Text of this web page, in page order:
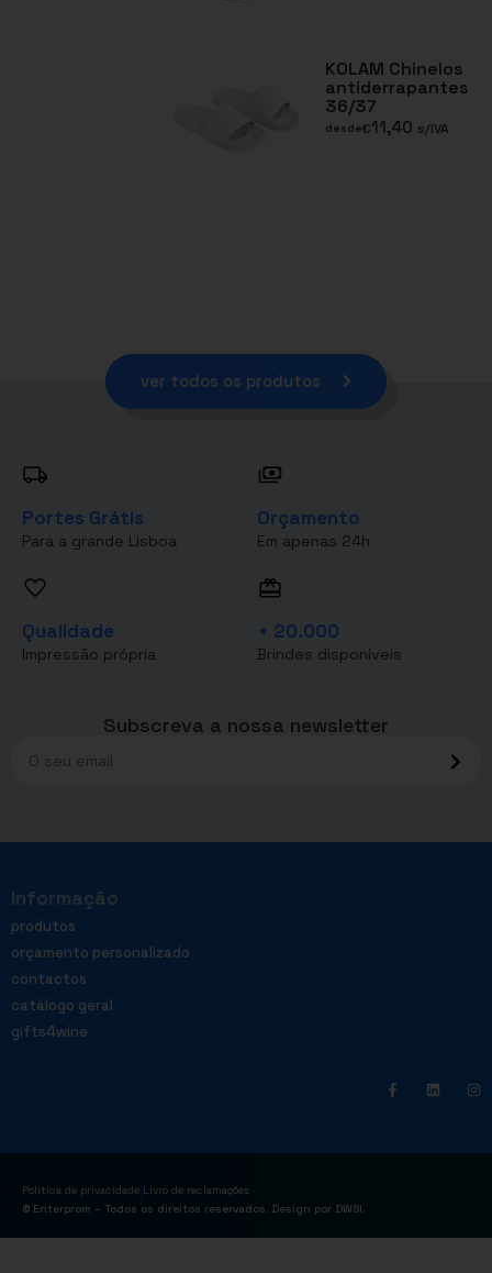
KOLAM Chinelos
antiderrapantes
36/37
desde€11,40 s/IVA
ver todos os produtos
Portes Grátis
Para a grande Lisboa
Orçamento
Em apenas 24h
Qualidade
Impressão própria
+ 20.000
Brindes disponíveis
Subscreva a nossa newsletter
Informação
produtos
orçamento personalizado
contactos
catálogo geral
gifts4wine
Política de privacidade Livro de reclamações
© Enterprom – Todos os direitos reservados. Design por DWSI.